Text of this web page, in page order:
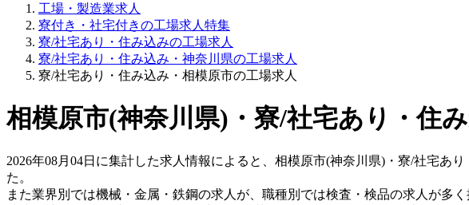
工場・製造業求人
寮付き・社宅付きの工場求人特集
寮/社宅あり・住み込みの工場求人
寮/社宅あり・住み込み・神奈川県の工場求人
寮/社宅あり・住み込み・相模原市の工場求人
相模原市(神奈川県)・寮/社宅あり・住
2026年08月04日に集計した求人情報によると、相模原市(神奈川県)・寮/社宅あ
た。
また業界別では機械・金属・鉄鋼の求人が、職種別では検査・検品の求人が多く